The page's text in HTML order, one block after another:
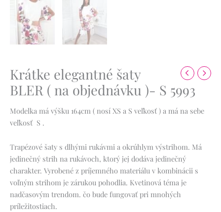
Krátke elegantné šaty
BLER ( na objednávku )- S 5993
Modelka má výšku 164cm ( nosí XS a S veľkosť ) a má na sebe
veľkosť S .
Trapézové šaty s dlhými rukávmi a okrúhlym výstrihom. Má
jedinečný strih na rukávoch, ktorý jej dodáva jedinečný
charakter. Vyrobené z príjemného materiálu v kombinácii s
voľným strihom je zárukou pohodlia. Kvetinová téma je
nadčasovým trendom. čo bude fungovať pri mnohých
príležitostiach.